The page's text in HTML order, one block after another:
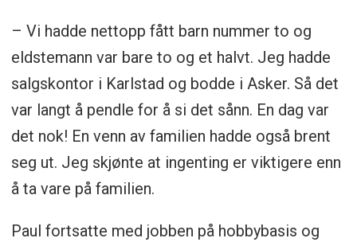
– Vi hadde nettopp fått barn nummer to og
eldstemann var bare to og et halvt. Jeg hadde
salgskontor i Karlstad og bodde i Asker. Så det
var langt å pendle for å si det sånn. En dag var
det nok! En venn av familien hadde også brent
seg ut. Jeg skjønte at ingenting er viktigere enn
å ta vare på familien.
Paul fortsatte med jobben på hobbybasis og